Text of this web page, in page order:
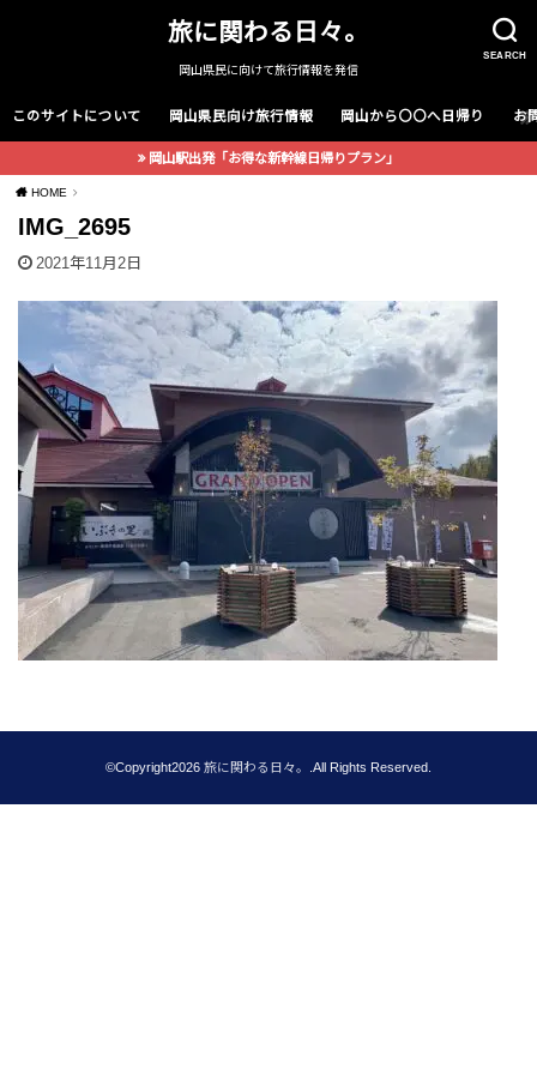
SEARCH
旅に関わる日々。
岡山県民に向けて旅行情報を発信
このサイトについて 岡山県民向け旅行情報 岡山から〇〇へ日帰り お
岡山駅出発「お得な新幹線日帰りプラン」
HOME
IMG_2695
2021年11月2日
©Copyright2026 旅に関わる日々。 .All Rights Reserved.